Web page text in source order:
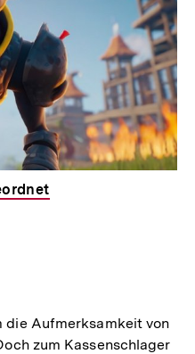
die Aufmerksamkeit von
zum Kassenschlager